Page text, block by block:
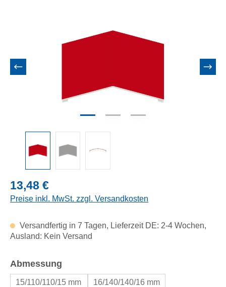
Regulärer Preis:
13,48 €
Preise inkl. MwSt. zzgl. Versandkosten
Versandfertig in 7 Tagen, Lieferzeit DE: 2-4 Wochen,
Ausland: Kein Versand
Abmessung
15/110/110/15 mm 16/140/140/16 mm